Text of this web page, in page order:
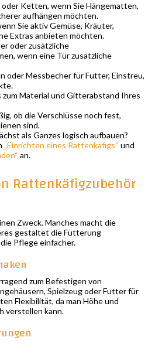
Ketten, wenn Sie Hängematten,
aufhängen möchten.
Sie aktiv Gemüse, Kräuter,
Extras anbieten möchten.
oder zusätzliche
wenn eine Tür zusätzliche
oder Messbecher für Futter, Einstreu,
zum Material und Gitterabstand Ihres
ob die Verschlüsse noch fest,
sind.
als Ganzes logisch aufbauen?
„Einrichten eines Rattenkäfigs“ und
an.
Rattenkäfigzubehör
Zweck. Manches macht die
gestaltet die Fütterung
Pflege einfacher.
zum Befestigen von
Spielzeug oder Futter für
Flexibilität, da man Höhe und
verstellen kann.